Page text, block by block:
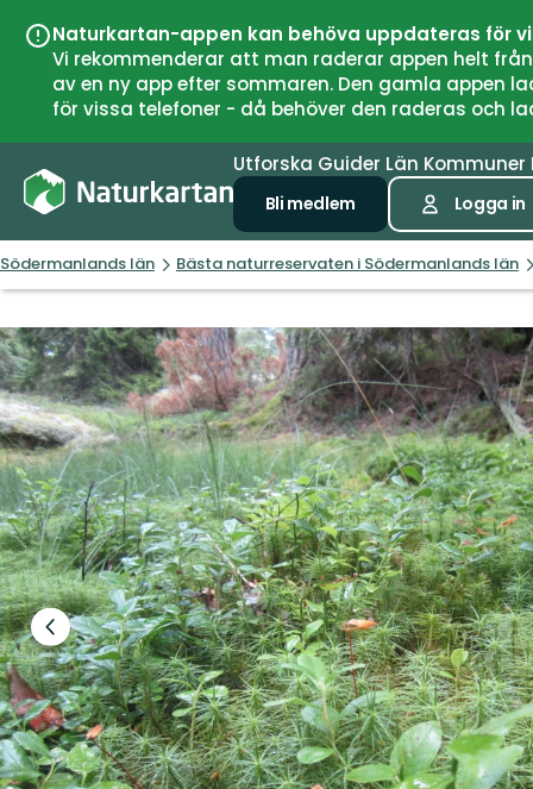
Naturkartan-appen kan behöva uppdateras för
Vi rekommenderar att man raderar appen helt
av en ny app efter sommaren. Den gamla
för vissa telefoner - då behöver den raderas och
Utforska Guider Län Kommuner
Bli medlem Logga in
Södermanlands län Bästa naturreservaten i Södermanlands län
Föregående
bild